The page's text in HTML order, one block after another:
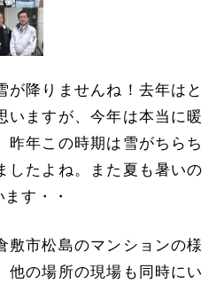
が降りませんね！去年はと
いますが、今年は本当に暖
昨年この時期は雪がちらち
したよね。また夏も暑いの
す・・
敷市松島のマンションの様
他の場所の現場も同時にい